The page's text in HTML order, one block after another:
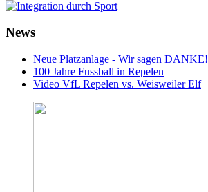
News
Neue Platzanlage - Wir sagen DANKE!
100 Jahre Fussball in Repelen
Video VfL Repelen vs. Weisweiler Elf